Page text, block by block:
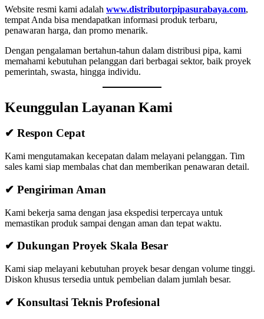
Website resmi kami adalah www.distributorpipasurabaya.com,
tempat Anda bisa mendapatkan informasi produk terbaru,
penawaran harga, dan promo menarik.
Dengan pengalaman bertahun-tahun dalam distribusi pipa, kami
memahami kebutuhan pelanggan dari berbagai sektor, baik proyek
pemerintah, swasta, hingga individu.
Keunggulan Layanan Kami
✔ Respon Cepat
Kami mengutamakan kecepatan dalam melayani pelanggan. Tim
sales kami siap membalas chat dan memberikan penawaran detail.
✔ Pengiriman Aman
Kami bekerja sama dengan jasa ekspedisi terpercaya untuk
memastikan produk sampai dengan aman dan tepat waktu.
✔ Dukungan Proyek Skala Besar
Kami siap melayani kebutuhan proyek besar dengan volume tinggi.
Diskon khusus tersedia untuk pembelian dalam jumlah besar.
✔ Konsultasi Teknis Profesional